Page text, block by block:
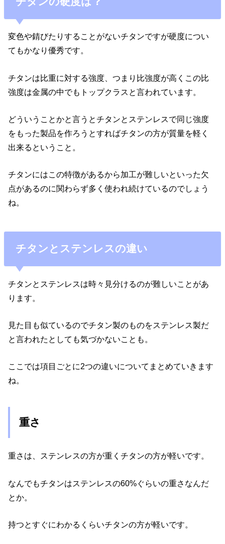
変色や錆びたりすることがないチタンですが硬度につい
てもかなり優秀です。
チタンは比重に対する強度、つまり比強度が高くこの比
強度は金属の中でもトップクラスと言われています。
どういうことかと言うとチタンとステンレスで同じ強度
をもった製品を作ろうとすればチタンの方が質量を軽く
出来るということ。
チタンにはこの特徴があるから加工が難しいといった欠
点があるのに関わらず多く使われ続けているのでしょう
ね。
チタンとステンレスの違い
チタンとステンレスは時々見分けるのが難しいことがあ
ります。
見た目も似ているのでチタン製のものをステンレス製だ
と言われたとしても気づかないことも。
ここでは項目ごとに2つの違いについてまとめていきます
ね。
重さ
重さは、ステンレスの方が重くチタンの方が軽いです。
なんでもチタンはステンレスの60%ぐらいの重さなんだ
とか。
持つとすぐにわかるくらいチタンの方が軽いです。